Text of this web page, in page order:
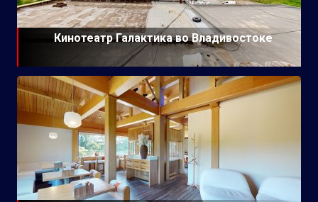
Кинотеатр Галактика во Владивостоке